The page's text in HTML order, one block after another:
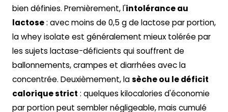
bien définies. Premièrement, l'intolérance au
lactose: avec moins de 0,5 g de lactose par portion,
la whey isolate est généralement mieux tolérée par
les sujets lactase-déficients qui souffrent de
ballonnements, crampes et diarrhées avec la
concentrée. Deuxièmement, lasèche ou le déficit
calorique strict : quelques kilocalories d'économie
par portion peut sembler négligeable, mais cumulé